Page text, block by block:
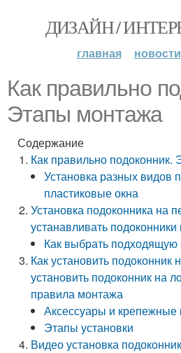
ДИЗАЙН /
главная новости
Как правильно
Этапы монтажа
Содержание
Как правильно
Установка разных видов
пластиковые окна
Установка подоконника на
устанавливать
Как выбрать
Как установить подоконник
установить подоконник на
правила монтажа
Аксессуары и крепежные
Этапы установки
Видео установка